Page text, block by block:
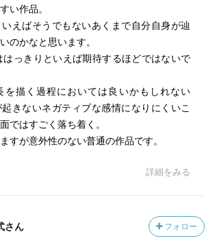
い作品。
いえばそうでもないあくまで自分自身が辿
のかなと思います。
はっきりといえば期待するほどではないで
を描く過程においては良いかもしれない
きないネガティブな感情になりにくいこ
ではすごく落ち着く。
すが意外性のない普通の作品です。
詳細をみる
さん フォロー